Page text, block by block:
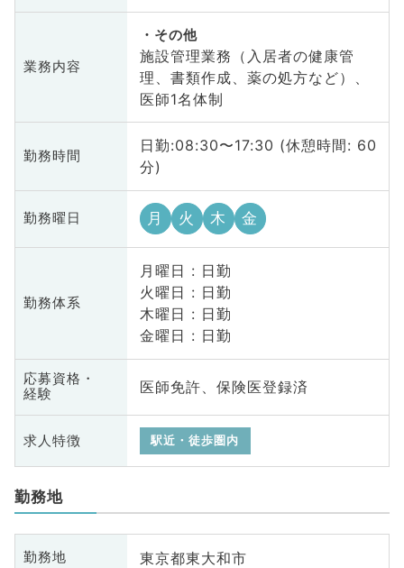
業務内容
その他
施設管理業務（入居者の健康管
理、書類作成、薬の処方など）、
医師1名体制
勤務時間
日勤:08:30〜17:30 (休憩時間: 60
分)
勤務曜日 月 火 木 金
勤務体系
月曜日 : 日勤
火曜日 : 日勤
木曜日 : 日勤
金曜日 : 日勤
応募資格・
経験
医師免許、保険医登録済
求人特徴 駅近・徒歩圏内
勤務地
勤務地 東京都東大和市